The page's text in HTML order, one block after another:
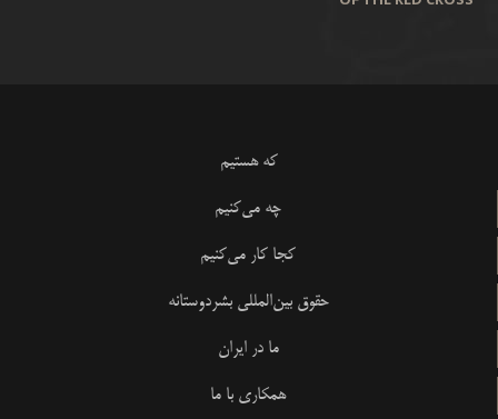
که هستیم
چه می‌کنیم
کجا کار می‌کنیم
حقوق بین‌المللی بشردوستانه
ما در ایران
همکاری با ما